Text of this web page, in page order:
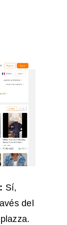
Sí,
del